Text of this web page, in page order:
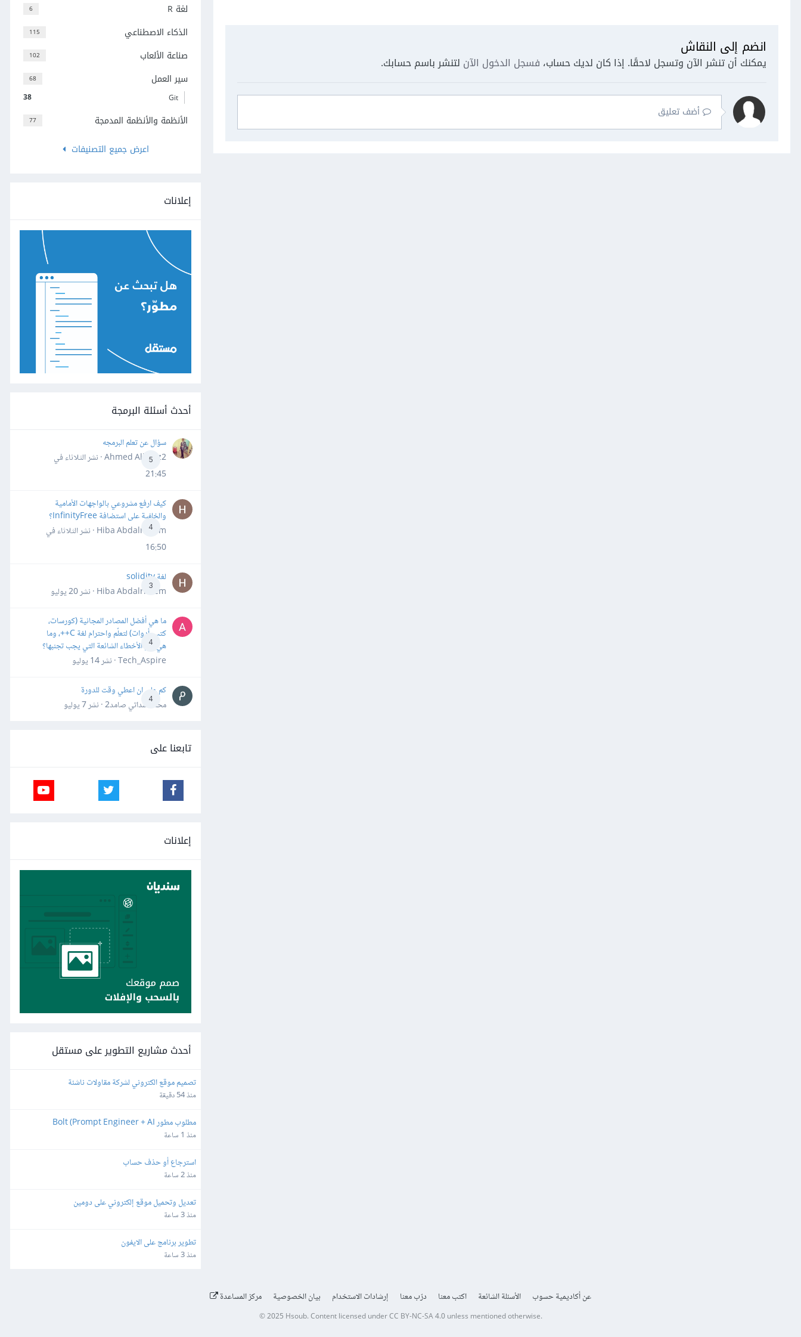
انضم إلى النقاش
يمكنك أن تنشر الآن وتسجل لاحقًا. إذا كان لديك حساب، فسجل الدخول الآن لتنشر باسم حسابك.
أضف تعليق
6 لغة R
115 الذكاء الاصطناعي
102 صناعة الألعاب
68 سير العمل
38 Git
77
الأنظمة والأنظمة المدمجة
اعرض جميع التصنيفات
إعلانات
أحدث أسئلة البرمجة
5
سؤال عن تعلم البرمجه
Ahmed Alhafiz2 · نشر
الثلاثاء في
21:45
4
كيف ارفع مشروعي بالواجهات الأمامية
والخلفية على استضافة InfinityFree؟
Hiba Abdalrheem · نشر
الثلاثاء في
16:50
3
لغة solidity
Hiba Abdalrheem · نشر
20 يوليو
4
ما هي أفضل المصادر المجانية (كورسات،
كتب، أدوات) لتعلّم واحترام لغة C++، وما
هي أهم الأخطاء الشائعة التي يجب تجنبها؟
Tech_Aspire · نشر
14 يوليو
4
كم علي ان اعطي وقت للدورة
محمد سداتي صامد2 · نشر
7 يوليو
تابعنا على
إعلانات
أحدث مشاريع التطوير على مستقل
تصميم موقع الكتروني لشركة مقاولات ناشئة
منذ 54 دقيقة
Developer)
منذ 1 ساعة
استرجاع أو حذف حساب
منذ 2 ساعة
تعديل وتحميل موقع إلكتروني على دومين
منذ 3 ساعة
تطوير برنامج على الايفون
منذ 3 ساعة
عن أكاديمية حسوب الأسئلة الشائعة اكتب معنا درّب معنا إرشادات الاستخدام بيان الخصوصية مركز المساعدة
© 2025 Hsoub.Content licensed underCC BY-NC-SA 4.0unless mentioned otherwise.